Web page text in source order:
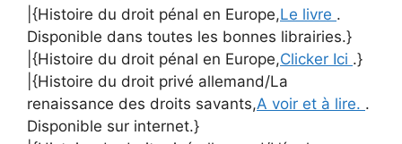
|{Histoire du droit pénal en Europe,Le livre .
Disponible dans toutes les bonnes librairies.}
|{Histoire du droit pénal en Europe,Clicker Ici .}
|{Histoire du droit privé allemand/La
renaissance des droits savants,A voir et à lire. .
Disponible sur internet.}